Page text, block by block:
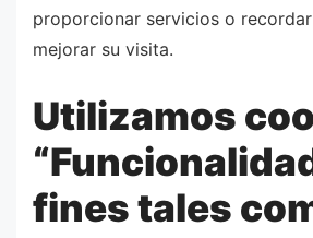
proporcionar servicios o
mejorar su visita.
Utilizamos
fines tales